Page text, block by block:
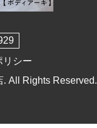
リシー
. All Rights Reserved.